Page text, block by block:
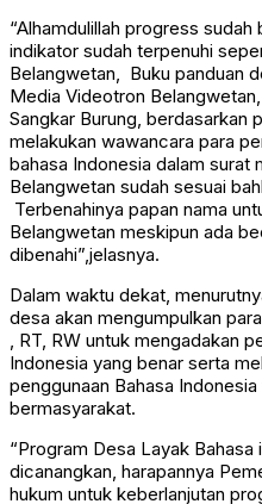
“Alhamdulillah progress
indikator sudah terpenuhi
Belangwetan, Buku panduan
Media Videotron
Sangkar Burung, berdasarkan
melakukan wawancara para
bahasa Indonesia dalam surat
Belangwetan sudah sesuai
Terbenahinya papan nama
Belangwetan meskipun ada
dibenahi”,jelasnya.
Dalam waktu dekat,
desa akan mengumpulkan
, RT, RW untuk mengadakan
Indonesia yang benar serta
penggunaan Bahasa
bermasyarakat.
“Program Desa Layak Bahasa
dicanangkan, harapannya
hukum untuk keberlanjutan